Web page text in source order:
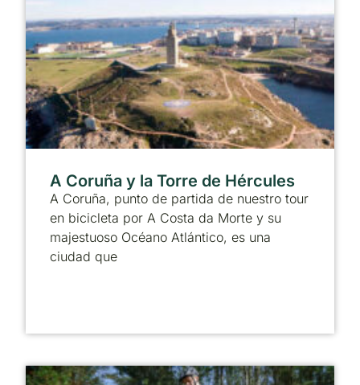
A Coruña y la Torre de Hércules
A Coruña, punto de partida de nuestro tour
en bicicleta por A Costa da Morte y su
majestuoso Océano Atlántico, es una
ciudad que